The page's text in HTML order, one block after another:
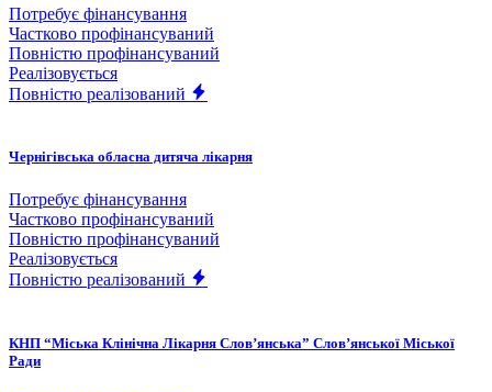
Потребує фінансування
Частково профінансуваний
Повністю профінансуваний
Реалізовується
Повністю реалізований
Чернігівська обласна дитяча лікарня
Потребує фінансування
Частково профінансуваний
Повністю профінансуваний
Реалізовується
Повністю реалізований
КНП “Міська Клінічна Лікарня Слов’янська” Слов’янської Міської
Ради